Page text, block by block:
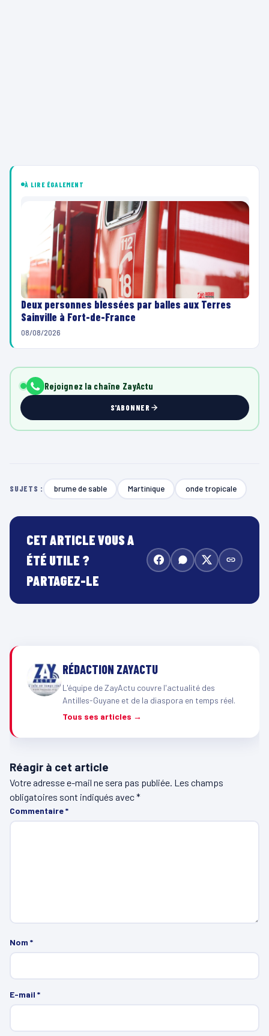
À LIRE ÉGALEMENT
Deux personnes blessées par balles aux Terres
Sainville à Fort-de-France
08/08/2026
Rejoignez la chaîne ZayActu
S'ABONNER
SUJETS : brume de sable Martinique onde tropicale
CET ARTICLE VOUS A
ÉTÉ UTILE ?
PARTAGEZ-LE
RÉDACTION ZAYACTU
L'équipe de ZayActu couvre l'actualité des
Antilles-Guyane et de la diaspora en temps réel.
Tous ses articles →
Réagir à cet article
Votre adresse e-mail ne sera pas publiée. Les champs
obligatoires sont indiqués avec*
Commentaire*
Nom *
E-mail *